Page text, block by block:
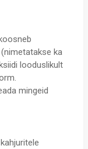
ka
looduslikult
mingeid